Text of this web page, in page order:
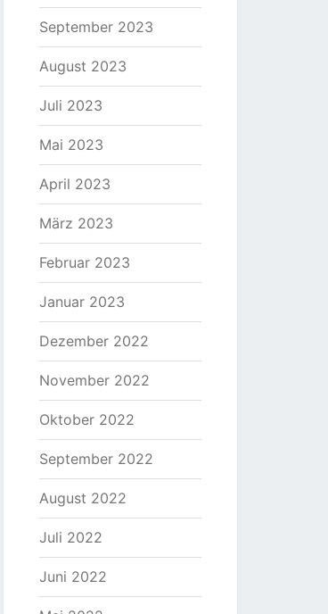
September 2023
August 2023
Juli 2023
Mai 2023
April 2023
März 2023
Februar 2023
Januar 2023
Dezember 2022
November 2022
Oktober 2022
September 2022
August 2022
Juli 2022
Juni 2022